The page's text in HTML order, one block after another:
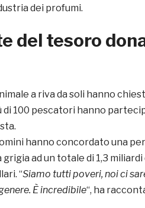
dei profumi.
del tesoro
a riva da soli hanno
100 pescatori hanno
hanno concordato una
ad un totale di 1,3 miliardi
“Siamo tutti poveri, noi ci
È incredibile“, ha